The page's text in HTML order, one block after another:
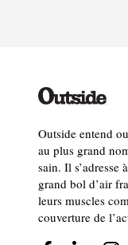
Outside entend
au plus grand
sain. Il s’adresse
grand bol d’air
leurs muscles
couverture de